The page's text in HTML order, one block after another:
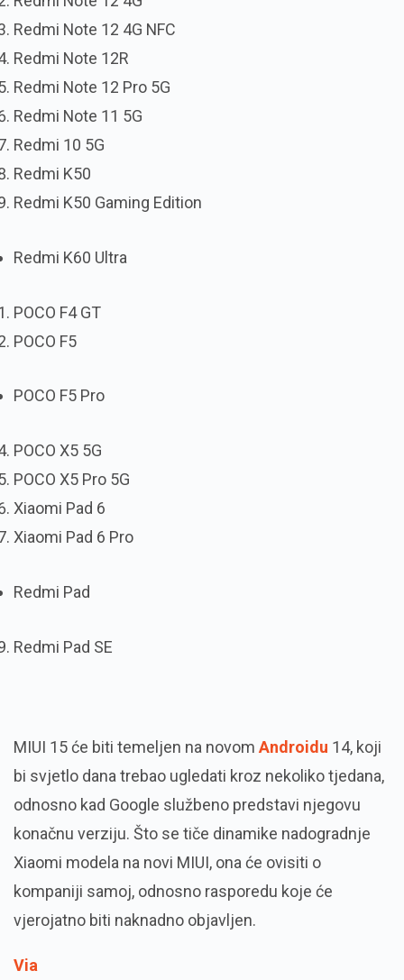
Redmi Note 12 4G NFC
Redmi Note 12R
Redmi Note 12 Pro 5G
Redmi Note 11 5G
Redmi 10 5G
Redmi K50
Redmi K50 Gaming Edition
Redmi K60 Ultra
POCO F4 GT
POCO F5
POCO F5 Pro
POCO X5 5G
POCO X5 Pro 5G
Xiaomi Pad 6
Xiaomi Pad 6 Pro
Redmi Pad
Redmi Pad SE
MIUI 15 će biti temeljen na novom Androidu 14, koji
bi svjetlo dana trebao ugledati kroz nekoliko tjedana,
odnosno kad Google službeno predstavi njegovu
konačnu verziju. Što se tiče dinamike nadogradnje
Xiaomi modela na novi MIUI, ona će ovisiti o
kompaniji samoj, odnosno rasporedu koje će
vjerojatno biti naknadno objavljen.
Via